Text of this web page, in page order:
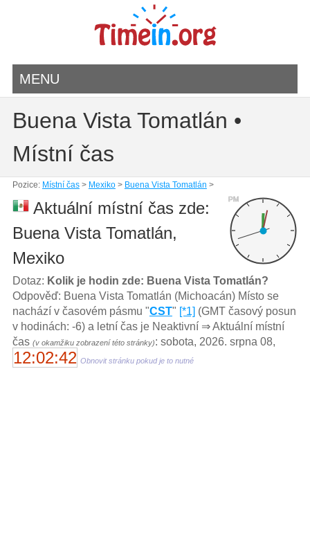
MENU
Buena Vista Tomatlán •
Místní čas
Pozice: Místní čas> Mexiko> Buena Vista Tomatlán >
PM
Aktuální místní čas zde:
Buena Vista Tomatlán,
Mexiko
Dotaz: Kolik je hodin zde: Buena Vista Tomatlán?
Odpověď: Buena Vista Tomatlán (Michoacán) Místo se
nachází v časovém pásmu "CST" [*1] (GMT časový posun
v hodinách: -6) a letní čas je Neaktivní ⇒ Aktuální místní
čas (v okamžiku zobrazení této stránky): sobota, 2026. srpna 08,
12:02:42 Obnovit stránku pokud je to nutné